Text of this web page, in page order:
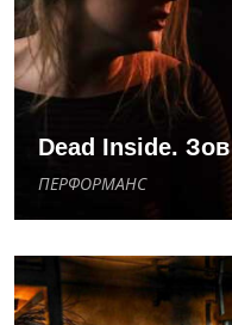
Dead Inside.
ПЕРФОРМАНС